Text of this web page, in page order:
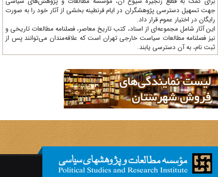
تسهیل دسترسی پژوهشگران در ایام قرنطینه بخشی از آثار خود را به صورت
در اختیار عموم قرار داد.
آثار شامل مجموعه‌ای از اسناد، کتب تاریخ معاصر، فصلنامه‌ مطالعات تاریخی و
فصلنامه مطالعات سیاست خارجی تهران است که علاقه‌مندان می‌توانند پس از
نام، به آن دسترسی یابند.